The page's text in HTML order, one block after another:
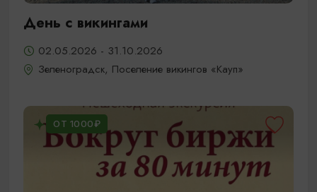
День с викингами
02.05.2026 - 31.10.2026
Зеленоградск, Поселение викингов «Кауп»
ОТ 1000₽